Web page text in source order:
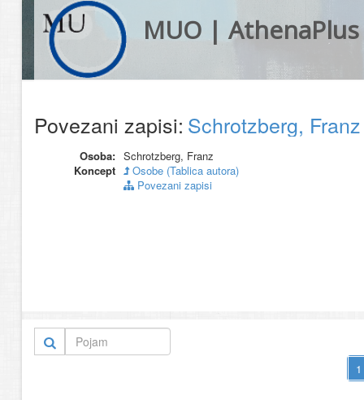
MUO | AthenaPlus
Povezani zapisi: Schrotzberg,
Osoba: Schrotzberg, Franz
Koncept
Osobe (Tablica autora)
Povezani zapisi